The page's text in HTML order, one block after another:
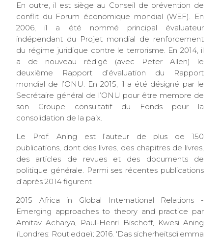
En outre, il est siège au Conseil de prévention de
conflit du Forum économique mondial (WEF). En
2006, il a été nommé principal évaluateur
indépendant du Projet mondial de renforcement
du régime juridique contre le terrorisme. En 2014, il
a de nouveau rédigé (avec Peter Allen) le
deuxième Rapport d’évaluation du Rapport
mondial de l’ONU. En 2015, il a été désigné par le
Secrétaire général de l’ONU pour être membre de
son Groupe consultatif du Fonds pour la
consolidation de la paix.
Le Prof. Aning est l’auteur de plus de 150
publications, dont des livres, des chapitres de livres,
des articles de revues et des documents de
politique générale. Parmi ses récentes publications
d’après 2014 figurent
2015 Africa in Global International Relations -
Emerging approaches to theory and practice par
Amitav Acharya, Paul-Henri Bischoff, Kwesi Aning
(Londres: Routledge); 2016. ‘Das sicherheitsdilemma